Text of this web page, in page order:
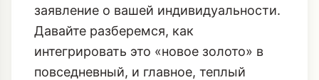
заявление о вашей индивидуальности.
Давайте разберемся, как
интегрировать это «новое золото» в
повседневный, и главное, теплый